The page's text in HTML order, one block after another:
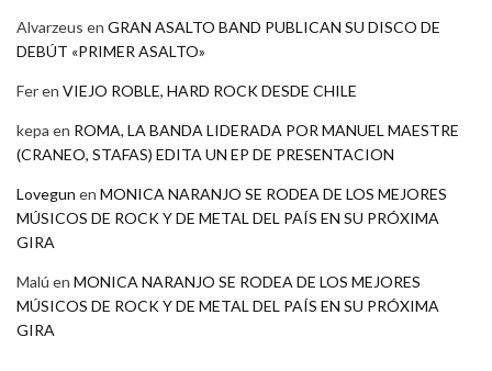
Alvarzeus en GRAN ASALTO BAND PUBLICAN SU DISCO DE
DEBÚT «PRIMER ASALTO»
Feren VIEJO ROBLE, HARD ROCK DESDE CHILE
kepa en ROMA, LA BANDA LIDERADA POR MANUEL MAESTRE
(CRANEO, STAFAS) EDITA UN EP DE PRESENTACION
Lovegun en MONICA NARANJO SE RODEA DE LOS MEJORES
MÚSICOS DE ROCK Y DE METAL DEL PAÍS EN SU PRÓXIMA
GIRA
Malú en MONICA NARANJO SE RODEA DE LOS MEJORES
MÚSICOS DE ROCK Y DE METAL DEL PAÍS EN SU PRÓXIMA
GIRA